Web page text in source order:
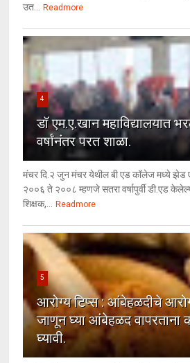
उत... Readmore
4
डॉ एम.ए.खान महाविद्यालयात
वर्षांनंतर परत शाळा.
मंचर दि.२ जुन मंचर येथील बी एड कॉलेज मध्ये झेड
२००६ ते २००८ म्हणजे सतरा वर्षापुर्वी डी.एड
शिक्षक,... Readmore
5
आरोग्य टिप्स : आंबेहळदीचे
जाणून घ्या आंबेहळद वापरताना
घ्यावी.